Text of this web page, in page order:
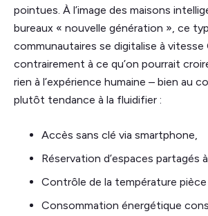
pointues. À l’image des maisons
bureaux « nouvelle génération », ce
communautaires se digitalise à vitesse
contrairement à ce qu’on pourrait
rien à l’expérience humaine – bien au
plutôt tendance à la fluidifier :
Accès sans clé via smartphone,
Réservation d’espaces partagés
Contrôle de la température pièce
Consommation énergétique